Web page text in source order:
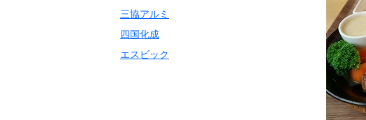
三協アルミ
四国化成
エスビック